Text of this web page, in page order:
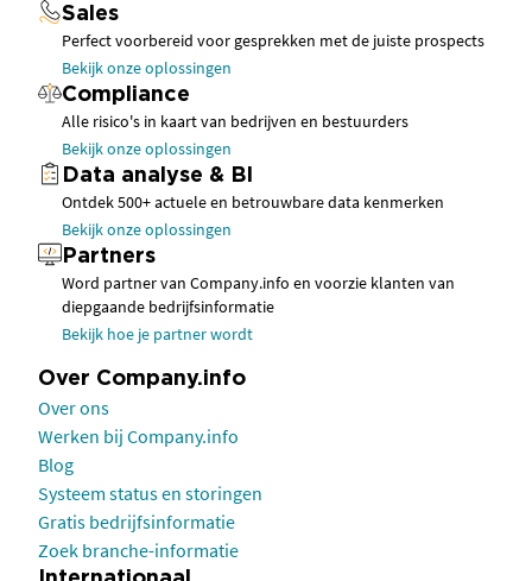
Sales
Perfect voorbereid voor gesprekken met de juiste prospects
Bekijk onze oplossingen
Compliance
Alle risico's in kaart van bedrijven en bestuurders
Bekijk onze oplossingen
Data analyse & BI
Ontdek 500+ actuele en betrouwbare data kenmerken
Bekijk onze oplossingen
Partners
Word partner van Company.info en voorzie klanten van
diepgaande bedrijfsinformatie
Bekijk hoe je partner wordt
Over Company.info
Over ons
Werken bij Company.info
Blog
Systeem status en storingen
Gratis bedrijfsinformatie
Zoek branche-informatie